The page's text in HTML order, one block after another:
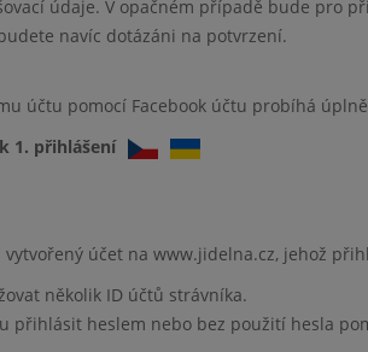
údaje. V opačném případě bude pro
navíc dotázáni na potvrzení.
účtu pomocí Facebook účtu probíhá
1. přihlášení
vytvořený účet na www.jidelna.cz, jehož
několik ID účtů strávníka.
přihlásit heslem nebo bez použití hesla